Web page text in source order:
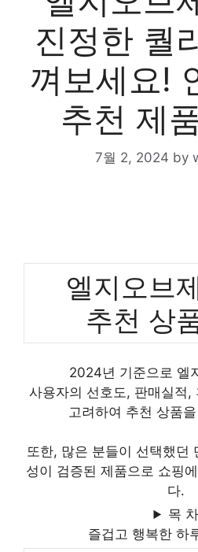
진정한 퀄
껴보세요!
추천 제
7월 2, 2024 by
엘지오브
추천 상
2024년 기준으로 엘
사용자의 선호도, 판매실적,
고려하여 추천 상품
또한, 많은 분들이 선택했던
성이 검증된 제품으로 쇼핑
다.
목 차
즐겁고 행복한 하